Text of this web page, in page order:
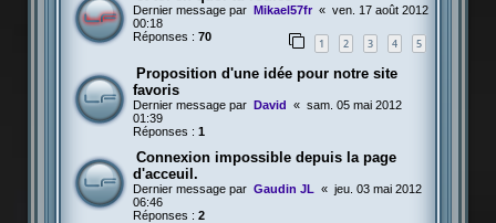
Dernier message par Mikael57fr « ven. 17 août 2012
00:18
Réponses : 70 1 2 3 4 5
Proposition d'une idée pour notre site
favoris
Dernier message par David « sam. 05 mai 2012
01:39
Réponses : 1
Connexion impossible depuis la page
d'acceuil.
Dernier message par Gaudin JL « jeu. 03 mai 2012
06:46
Réponses : 2